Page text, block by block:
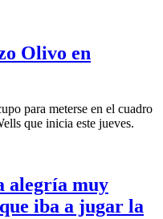
Olivo en
para meterse en el cuadro
que inicia este jueves.
alegría muy
iba a jugar la